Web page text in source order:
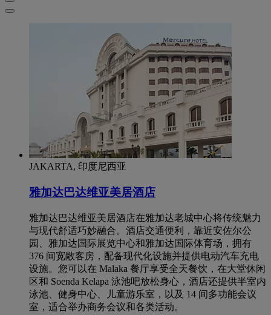
JAKARTA, 印度尼西亚
雅加达巴达维亚美居酒店
雅加达巴达维亚美居酒店在雅加达老城中心将传统魅力
与现代舒适巧妙融合。酒店交通便利，靠近安佐尔公
园、雅加达国际展览中心和雅加达国际体育场，拥有
376 间宽敞客房，配备现代化设施并提供电动汽车充电
设施。您可以在 Malaka 餐厅享受全天餐饮，在大堂休闲
区和 Soenda Kelapa 泳池吧放松身心，酒店还提供半室内
泳池、健身中心、儿童游乐室，以及 14 间多功能会议
室，适合举办商务会议和各类活动。